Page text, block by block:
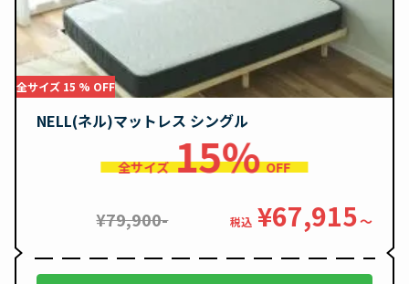
全サイズ 15 % OFF
NELL(ネル)マットレス シングル
全サイズ 15% OFF
¥79,900- 税込 ¥67,915〜